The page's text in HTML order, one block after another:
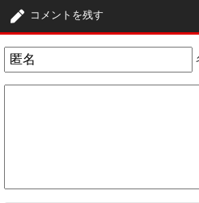
コメントを残す